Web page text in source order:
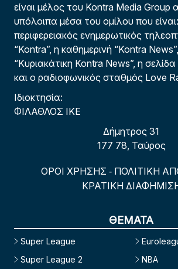
είναι μέλος του Kontra Media
υπόλοιπα μέσα του ομίλου που
περιφερειακός ενημερωτικός
“Kontra”, η καθημερινή “Kontra
“Κυριακάτικη Kontra News”, η
και ο ραδιοφωνικός σταθμός Love
Ιδιοκτησία:
ΦΙΛΑΘΛΟΣ ΙΚΕ
Δήμητρος 31
177 78, Ταύρος
ΟΡΟΙ ΧΡΗΣΗΣ - ΠΟΛΙΤΙΚΗ
ΚΡΑΤΙΚΗ
ΘΕΜΑΤΑ
Super League
Super League 2
NBA